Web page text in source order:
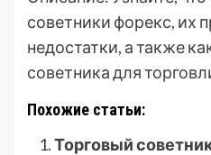
советники форекс, их
недостатки, а также
советника для
Похожие статьи:
Торговый